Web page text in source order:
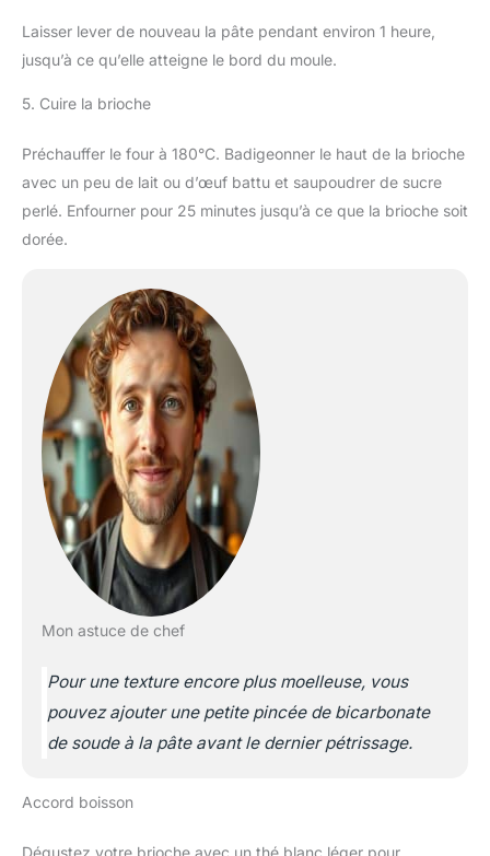
Laisser lever de nouveau la pâte pendant environ 1 heure,
jusqu’à ce qu’elle atteigne le bord du moule.
5. Cuire la brioche
Préchauffer le four à 180°C. Badigeonner le haut de la brioche
avec un peu de lait ou d’œuf battu et saupoudrer de sucre
perlé. Enfourner pour 25 minutes jusqu’à ce que la brioche soit
dorée.
Mon astuce de chef
Pour une texture encore plus moelleuse, vous
pouvez ajouter une petite pincée de bicarbonate
de soude à la pâte avant le dernier pétrissage.
Accord boisson